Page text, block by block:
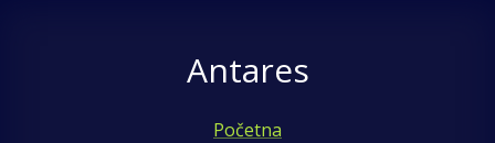
Antares
Početna